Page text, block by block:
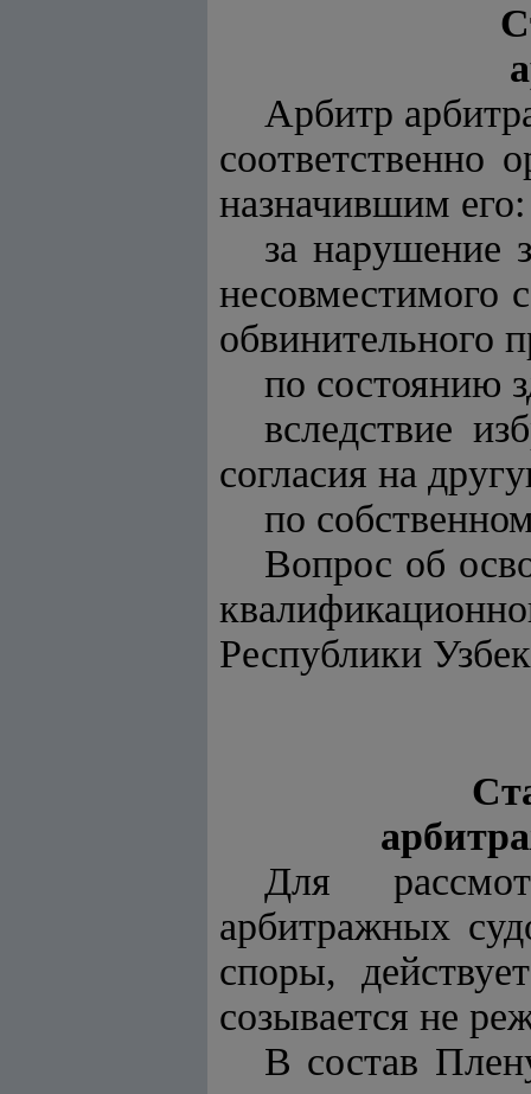
Арбитр
назначившим его:
за нарушение
несовместимого
обвинительного
по состоянию
вследствие
согласия на
по
Вопрос об
Республики
Для
арбитражных
споры,
созывается не
В состав